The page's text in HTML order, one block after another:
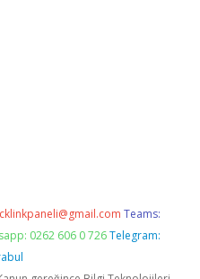
Teams:
0262 606 0 726 Telegram: